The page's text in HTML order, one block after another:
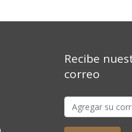
Recibe
correo